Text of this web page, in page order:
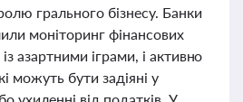
грального бізнесу. Банки
моніторинг фінансових
азартними іграми, і активно
можуть бути задіяні у